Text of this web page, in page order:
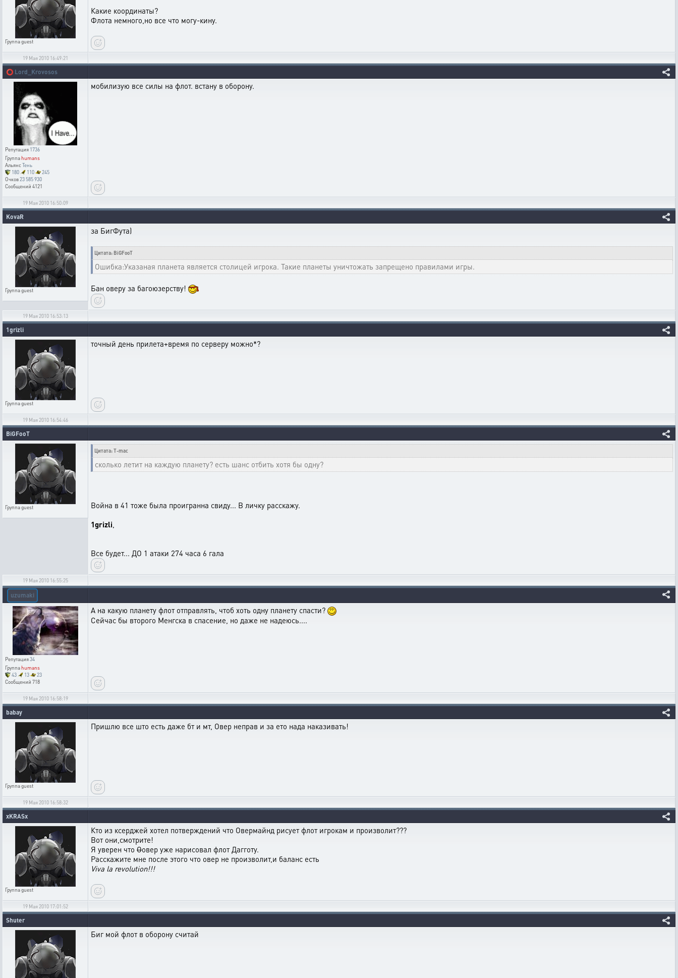
Группаguest
Какие координаты?
Флота немного,но все что могу-кину.
19 Мая 2010 16:49:21
⭕ Lord_Krovosos
Репутация 1736
Группаhumans
АльянсТень
180
110
245
Очков23 585 930
Сообщений 4121
мобилизую все силы на флот. встану в оборону.
19 Мая 2010 16:50:09
KovaR
Группаguest
за БигФута)
Цитата: BiGFooT
Ошибка:Указаная планета является столицей игрока. Такие планеты уничтожать запрещено правилами игры.
Бан оверу за багоюзерству!
19 Мая 2010 16:53:13
1grizli
Группаguest
точный день прилета+время по серверу можно*?
19 Мая 2010 16:54:46
BiGFooT
Группаguest
Цитата: T-mac
сколько летит на каждую планету? есть шанс отбить хотя бы одну?
Война в 41 тоже была проигранна свиду... В личку расскажу.
1grizli,
Все будет... ДО 1 атаки 274 часа 6 гала
19 Мая 2010 16:55:25
uzumaki
Репутация34
Группаhumans
43
13
23
Сообщений 718
А на какую планету флот отправлять, чтоб хоть одну планету спасти?
Сейчас бы второго Менгска в спасение, но даже не надеюсь....
19 Мая 2010 16:58:19
babay
Группаguest
Пришлю все што есть даже бт и мт, Овер неправ и за ето нада наказивать!
19 Мая 2010 16:58:32
xKRASx
Группаguest
Кто из ксерджей хотел потверждений что Овермайнд рисует флот игрокам и произволит???
Вот они,смотрите!
Я уверен что Оовер уже нарисовал флот Дагготу.
Расскажите мне после этого что овер не произволит,и баланс есть
Viva la revolution!!!
19 Мая 2010 17:01:52
Shuter
Биг мой флот в оборону считай